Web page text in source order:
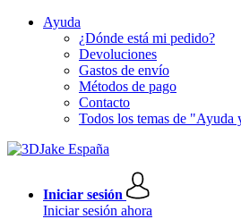
Ayuda
¿Dónde está mi pedido?
Devoluciones
Gastos de envío
Métodos de pago
Contacto
Todos los temas de "Ayuda
Iniciar sesión
Iniciar sesión ahora